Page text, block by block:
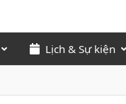
Lịch & Sự kiện